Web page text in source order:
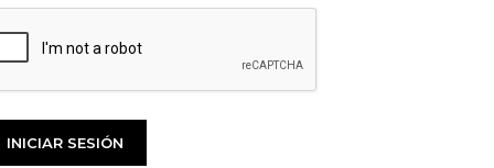
INICIAR SESIÓN